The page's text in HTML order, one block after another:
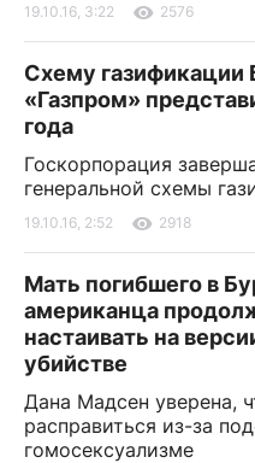
19.10.16, 3:22 2576
Схему газификации
«Газпром»
года
Госкорпорация
генеральной схемы
19.10.16, 2:52 2918
Мать погибшего в
американца
настаивать на
убийстве
Дана Мадсен уверена,
расправиться из-за
гомосексуализме